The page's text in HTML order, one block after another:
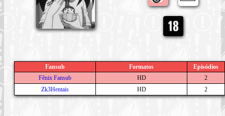
Fansub Formatos
Episódios
Fênix Fansub
HD
2
Zk3Hentais
HD 2